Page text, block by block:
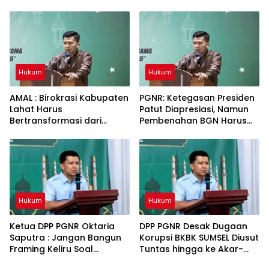
Hukum
Hukum
AMAL : Birokrasi Kabupaten
Lahat Harus
Bertransformasi dari
Budaya Kinerja
Hukum
PGNR: Ketegasan Presiden
Patut Diapresiasi, Namun
Pembenahan BGN Harus
Tata Kelola
Hukum
Ketua DPP PGNR Oktaria
Saputra : Jangan Bangun
Framing Keliru Soal
Hukum
DPP PGNR Desak Dugaan
Korupsi BKBK SUMSEL Diusut
Tuntas hingga ke Akar-